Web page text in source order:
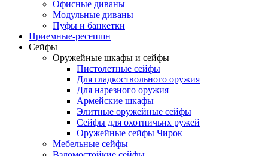
Офисные диваны
Модульные диваны
Пуфы и банкетки
Приемные-ресепшн
Сейфы
Оружейные шкафы и сейфы
Пистолетные сейфы
Для гладкоствольного оружия
Для нарезного оружия
Армейские шкафы
Элитные оружейные сейфы
Сейфы для охотничьих ружей
Оружейные сейфы Чирок
Мебельные сейфы